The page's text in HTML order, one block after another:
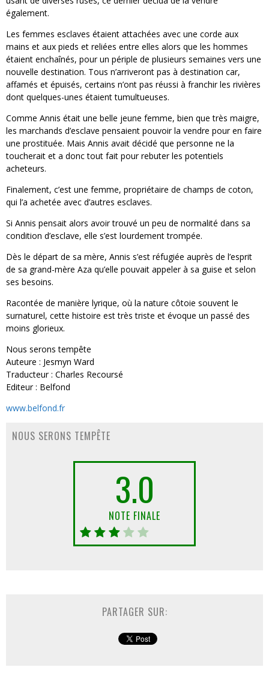
également.
Les femmes esclaves étaient attachées avec une corde aux
mains et aux pieds et reliées entre elles alors que les hommes
étaient enchaînés, pour un périple de plusieurs semaines vers une
nouvelle destination. Tous n’arriveront pas à destination car,
affamés et épuisés, certains n’ont pas réussi à franchir les rivières
dont quelques-unes étaient tumultueuses.
Comme Annis était une belle jeune femme, bien que très maigre,
les marchands d’esclave pensaient pouvoir la vendre pour en faire
une prostituée. Mais Annis avait décidé que personne ne la
toucherait et a donc tout fait pour rebuter les potentiels
acheteurs.
Finalement, c’est une femme, propriétaire de champs de coton,
qui l’a achetée avec d’autres esclaves.
Si Annis pensait alors avoir trouvé un peu de normalité dans sa
condition d’esclave, elle s’est lourdement trompée.
Dès le départ de sa mère, Annis s’est réfugiée auprès de l’esprit
de sa grand-mère Aza qu’elle pouvait appeler à sa guise et selon
ses besoins.
Racontée de manière lyrique, où la nature côtoie souvent le
surnaturel, cette histoire est très triste et évoque un passé des
moins glorieux.
Nous serons tempête
Auteure : Jesmyn Ward
Traducteur : Charles Recoursé
Editeur : Belfond
www.belfond.fr
NOUS SERONS TEMPÊTE
3.0
NOTE FINALE
PARTAGER SUR: